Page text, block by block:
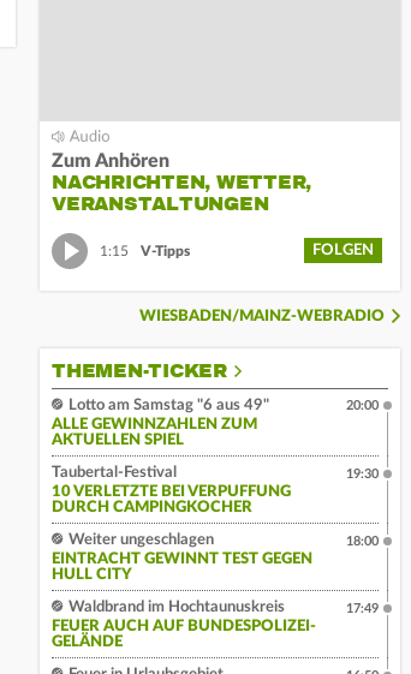
Zum Anhören
NACHRICHTEN, WETTER,
VERANSTALTUNGEN
1:15 V-Tipps FOLGEN
WIESBADEN/MAINZ-WEBRADIO
THEMEN-TICKER
Lotto am Samstag "6 aus 49"
ALLE GEWINNZAHLEN ZUM
AKTUELLEN SPIEL
20:00
Taubertal-Festival
10 VERLETZTE BEI VERPUFFUNG
DURCH CAMPINGKOCHER
19:30
Weiter ungeschlagen
EINTRACHT GEWINNT TEST GEGEN
HULL CITY
18:00
Waldbrand im Hochtaunuskreis
FEUER AUCH AUF BUNDESPOLIZEI-
GELÄNDE
17:49